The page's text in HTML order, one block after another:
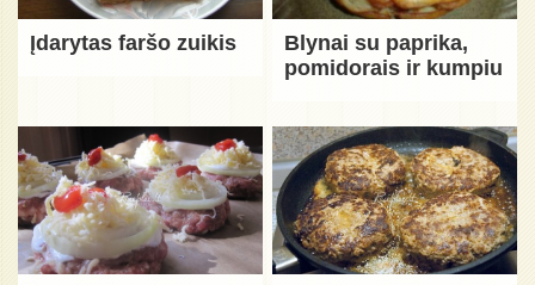
Įdarytas faršo zuikis
Blynai su paprika,
pomidorais ir kumpiu